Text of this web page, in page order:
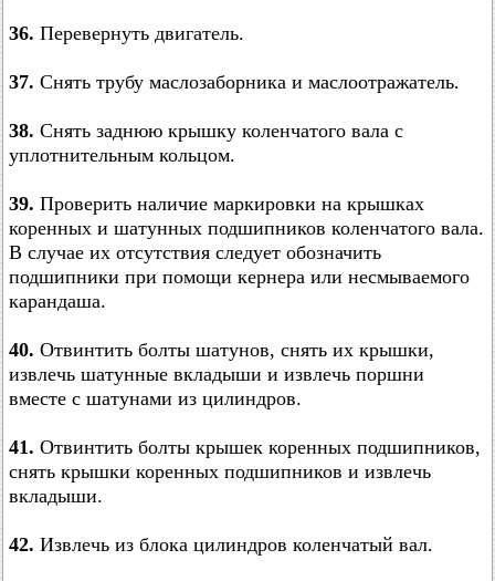
36. Перевернуть двигатель.
37. Снять трубу маслозаборника и маслоотражатель.
38. Снять заднюю крышку коленчатого вала с
уплотнительным кольцом.
39. Проверить наличие маркировки на крышках
коренных и шатунных подшипников коленчатого вала.
В случае их отсутствия следует обозначить
подшипники при помощи кернера или несмываемого
карандаша.
40. Отвинтить болты шатунов, снять их крышки,
извлечь шатунные вкладыши и извлечь поршни
вместе с шатунами из цилиндров.
41. Отвинтить болты крышек коренных подшипников,
снять крышки коренных подшипников и извлечь
вкладыши.
42. Извлечь из блока цилиндров коленчатый вал.